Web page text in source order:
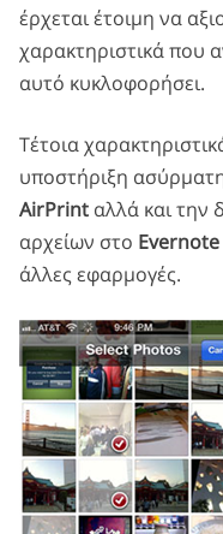
έρχεται έτοιμη να
χαρακτηριστικά που
αυτό κυκλοφορήσει.
Τέτοια
υποστήριξη
AirPrint αλλά και την
αρχείων στο Evernote
άλλες εφαρμογές.